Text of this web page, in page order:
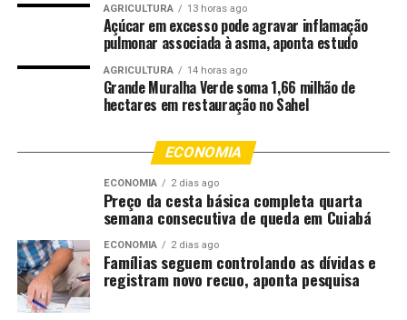
“A Polícia Militar de Mato Grosso, nos seus 190 anos,
vive a melhor fase da história, com investimentos nunca
vistos antes na instituição durante o atual governo. Os
avanços no combate à criminalidade demonstram que o
fortalecimento das forças de segurança, com
investimentos em tecnologia, infraestrutura, viaturas,
armamentos e capacitação profissional, tem produzido
resultados concretos para a sociedade mato-grossense.
O programa Tolerância Zero reforça a presença policial
nas ruas e amplia a capacidade de resposta rápida da
Polícia Militar”, declarou o coronel Fernando.
Combate ao tráfico
A Polícia Militar de Mato Grosso registrou aumento de
AGRICULTURA 13 horas ago
Açúcar em excesso pode agravar inflamação
pulmonar associada à asma, aponta estudo
AGRICULTURA 14 horas ago
Grande Muralha Verde soma 1,66 milhão de
hectares em restauração no Sahel
ECONOMIA
ECONOMIA 2 dias ago
Preço da cesta básica completa quarta
semana consecutiva de queda em Cuiabá
ECONOMIA 2 dias ago
Famílias seguem controlando as dívidas e
registram novo recuo, aponta pesquisa